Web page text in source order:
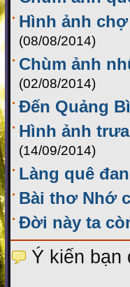
Hình ảnh
(08/08/2014)
Chùm ảnh
(02/08/2014)
Đến Quảng
Hình ảnh
(14/09/2014)
Làng quê
Bài thơ Nhớ
Đời này ta
Ý kiến bạn